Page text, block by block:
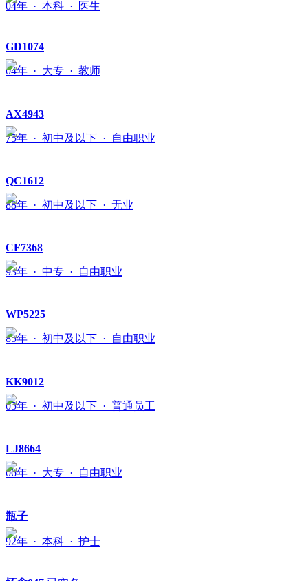
04年 · 本科 · 医生
GD1074
04年 · 大专 · 教师
AX4943
75年 · 初中及以下 · 自由职业
QC1612
88年 · 初中及以下 · 无业
CF7368
93年 · 中专 · 自由职业
WP5225
85年 · 初中及以下 · 自由职业
KK9012
05年 · 初中及以下 · 普通员工
LJ8664
06年 · 大专 · 自由职业
瓶子
92年 · 本科 · 护士